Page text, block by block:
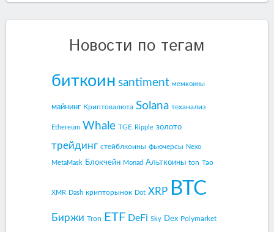
Новости по тегам
биткоин santiment мемкоины
майнинг Криптовалюта Solana теханализ
Ethereum Whale TGE Ripple золото
трейдинг стейблкоины фьючерсы Nexo
MetaMask Блокчейн Monad Альткоины ton Tao
XMR Dash крипторынок Dot XRP BTC
Биржи Tron ETF DeFi Sky Dex Polymarket